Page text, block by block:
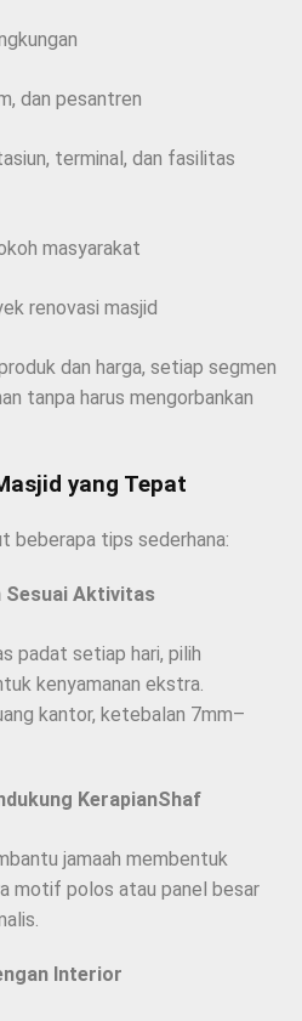
dan pesantren
terminal, dan fasilitas
masyarakat
renovasi masjid
dan harga, setiap segmen
tanpa harus mengorbankan
yang Tepat
beberapa tips sederhana:
Sesuai Aktivitas
padat setiap hari, pilih
kenyamanan ekstra.
kantor, ketebalan 7mm–
KerapianShaf
jamaah membentuk
motif polos atau panel besar
Interior